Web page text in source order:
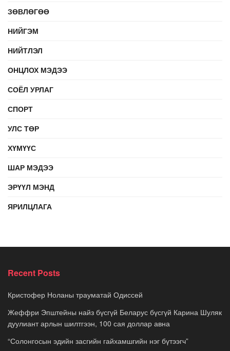
ЗӨВЛӨГӨӨ
НИЙГЭМ
НИЙТЛЭЛ
ОНЦЛОХ МЭДЭЭ
СОЁЛ УРЛАГ
СПОРТ
УЛС ТӨР
ХҮМҮҮС
ШАР МЭДЭЭ
ЭРҮҮЛ МЭНД
ЯРИЛЦЛАГА
Recent Posts
Кристофер Ноланы трауматай Одиссей
Жеффри Эпштейны найз бүсгүй Беларус бүсгүй Карина Шуляк
дуулиант арлын шилтгээн, 100 сая доллар авна
“Солонгосын эдийн засгийн гайхамшгийн нэг бүтээгч”